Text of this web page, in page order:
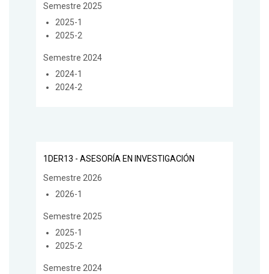
Semestre 2025
2025-1
2025-2
Semestre 2024
2024-1
2024-2
1DER13 - ASESORÍA EN INVESTIGACIÓN
Semestre 2026
2026-1
Semestre 2025
2025-1
2025-2
Semestre 2024